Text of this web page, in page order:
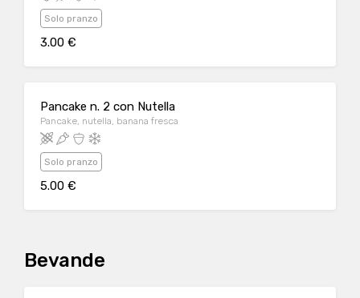
Solo pranzo
3.00 €
Pancake n. 2 con Nutella
Pancake, nutella, banana fresca
Solo pranzo
5.00 €
Bevande